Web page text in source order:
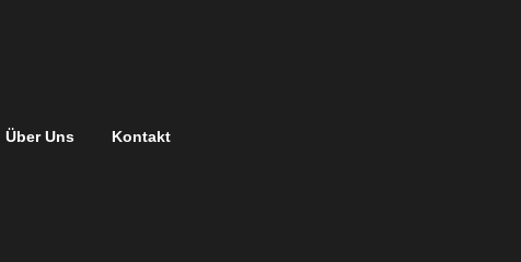
Über Uns Kontakt